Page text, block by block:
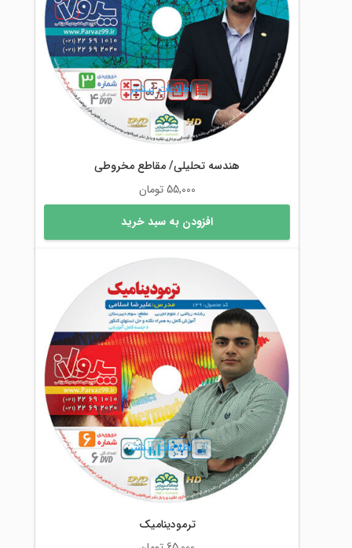
اطلاعات بیشتر
هندسه تحلیلی/ مقاطع مخروطی
55,000 تومان
افزودن به سبد خرید
اطلاعات بیشتر
ترمودینامیک